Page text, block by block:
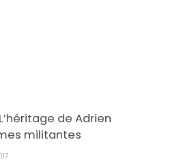
de Adrien
militantes